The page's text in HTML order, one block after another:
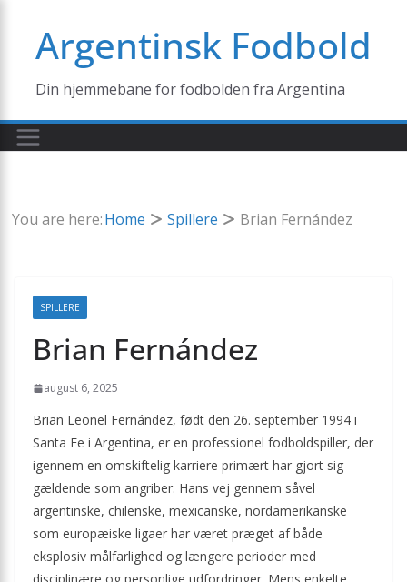
contentArgentinsk Fodbold
Din hjemmebane for fodbolden fra Argentina
You are here:Home Spillere Brian Fernández
SPILLERE
Brian Fernández
august 6, 2025
Brian Leonel Fernández, født den 26. september 1994 i
Santa Fe i Argentina, er en professionel fodboldspiller, der
igennem en omskiftelig karriere primært har gjort sig
gældende som angriber. Hans vej gennem såvel
argentinske, chilenske, mexicanske, nordamerikanske
som europæiske ligaer har været præget af både
eksplosiv målfarlighed og længere perioder med